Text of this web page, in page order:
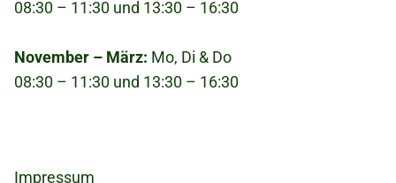
08:30 – 11:30 und 13:30 – 16:30
November – März: Mo, Di & Do
08:30 – 11:30 und 13:30 – 16:30
Impressum